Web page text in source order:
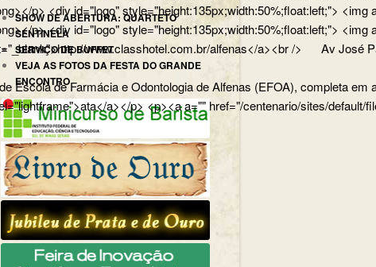
p> <div id="logo" style="height:135px;width:50%;float:left;">
p> <div id="logo" style="height:135px;width:50%;float:left;">
www.classhotel.com.br/alfenas</a><br /> Av
Escola de Farmácia e Odontologia de Alfenas (EFOA), completa
a></p> <p><a a="" href="/centenario/sites/
SHOW DE ABERTURA: QUARTETO
SENTINELA
SERVIÇO DE BUFFET
VEJA AS FOTOS DA FESTA DO GRANDE
ENCONTRO